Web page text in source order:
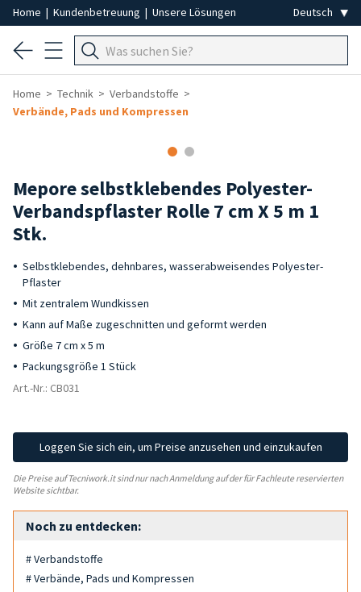
Home | Kundenbetreuung | Unsere Lösungen
Home Technik
Verbandstoffe
Verbände, Pads und Kompressen
Mepore selbstklebendes Polyester-
Verbandspflaster Rolle 7 cm X 5 m 1
Stk.
Selbstklebendes, dehnbares, wasserabweisendes Polyester-
Pflaster
Mit zentralem Wundkissen
Kann auf Maße zugeschnitten und geformt werden
Größe 7 cm x 5 m
Packungsgröße 1 Stück
Art.-Nr.: CB031
Loggen Sie sich ein, um Preise anzusehen und einzukaufen
Die Preise auf Tecniwork.it sind nur nach Anmeldung auf der für Fachleute reservierten
Website sichtbar.
Noch zu entdecken:
# Verbandstoffe
# Verbände, Pads und Kompressen